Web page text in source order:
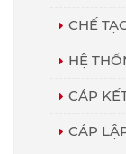
CHẾ
HỆ
CÁP
CÁP